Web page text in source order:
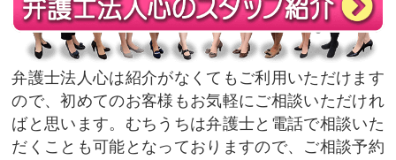
弁護士法人心は紹介がなくてもご利用いただけます
ので、初めてのお客様もお気軽にご相談いただけれ
ばと思います。むちうちは弁護士と電話で相談いた
だくことも可能となっておりますので、ご相談予約